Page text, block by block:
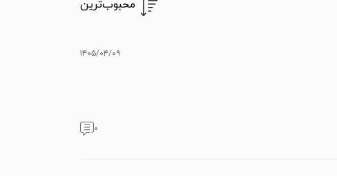
محبوب‌ترین
۱۴۰۵/۰۴/۰۹
۰